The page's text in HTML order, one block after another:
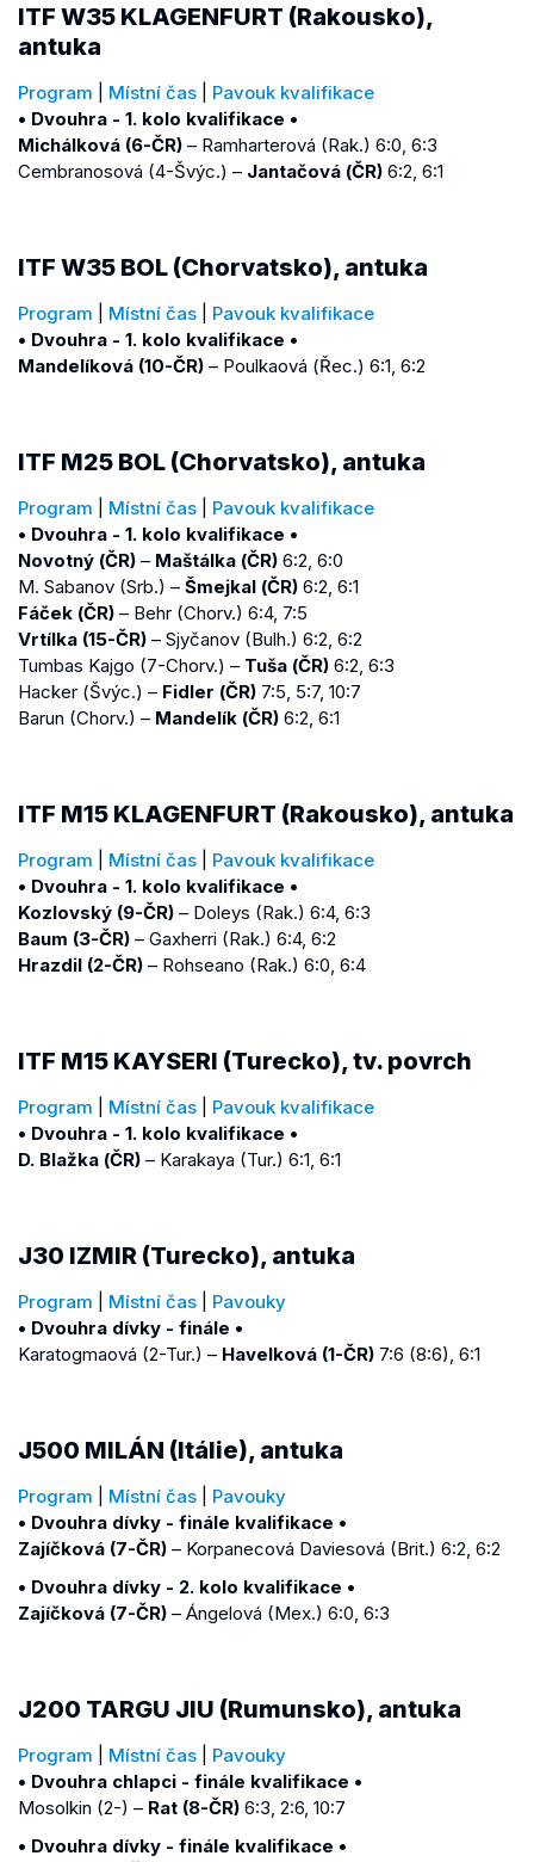
ITF W35 KLAGENFURT (Rakousko),
antuka
Program Místní čas
Pavouk kvalifikace
• Dvouhra - 1. kolo kvalifikace •
Michálková (6-ČR) – Ramharterová (Rak.) 6:0, 6:3
Cembranosová (4-Švýc.) – Jantačová (ČR) 6:2, 6:1
ITF W35 BOL (Chorvatsko), antuka
Program Místní čas
Pavouk kvalifikace
• Dvouhra - 1. kolo kvalifikace •
Mandelíková (10-ČR) – Poulkaová (Řec.) 6:1, 6:2
ITF M25 BOL (Chorvatsko), antuka
Program Místní čas
Pavouk kvalifikace
• Dvouhra - 1. kolo kvalifikace •
Novotný (ČR) – Maštálka (ČR) 6:2, 6:0
M. Sabanov (Srb.) – Šmejkal (ČR) 6:2, 6:1
Fáček (ČR) – Behr (Chorv.) 6:4, 7:5
Vrtílka (15-ČR) – Sjyčanov (Bulh.) 6:2, 6:2
Tumbas Kajgo (7-Chorv.) – Tuša (ČR) 6:2, 6:3
Hacker (Švýc.) – Fidler (ČR) 7:5, 5:7, 10:7
Barun (Chorv.) – Mandelík (ČR) 6:2, 6:1
ITF M15 KLAGENFURT (Rakousko), antuka
Program Místní čas
Pavouk kvalifikace
• Dvouhra - 1. kolo kvalifikace •
Kozlovský (9-ČR) – Doleys (Rak.) 6:4, 6:3
Baum (3-ČR) – Gaxherri (Rak.) 6:4, 6:2
Hrazdil (2-ČR) – Rohseano (Rak.) 6:0, 6:4
ITF M15 KAYSERI (Turecko), tv. povrch
Program Místní čas
Pavouk kvalifikace
• Dvouhra - 1. kolo kvalifikace •
D. Blažka (ČR) – Karakaya (Tur.) 6:1, 6:1
J30 IZMIR (Turecko), antuka
Program Místní čas
Pavouky
• Dvouhra dívky - finále •
Karatogmaová (2-Tur.) – Havelková (1-ČR) 7:6 (8:6), 6:1
J500 MILÁN (Itálie), antuka
Program Místní čas
Pavouky
• Dvouhra dívky - finále kvalifikace •
Zajíčková (7-ČR) – Korpanecová Daviesová (Brit.) 6:2, 6:2
• Dvouhra dívky - 2. kolo kvalifikace •
Zajíčková (7-ČR) – Ángelová (Mex.) 6:0, 6:3
J200 TARGU JIU (Rumunsko), antuka
Program Místní čas
Pavouky
• Dvouhra chlapci - finále kvalifikace •
Mosolkin (2-) – Rat (8-ČR) 6:3, 2:6, 10:7
• Dvouhra dívky - finále kvalifikace •